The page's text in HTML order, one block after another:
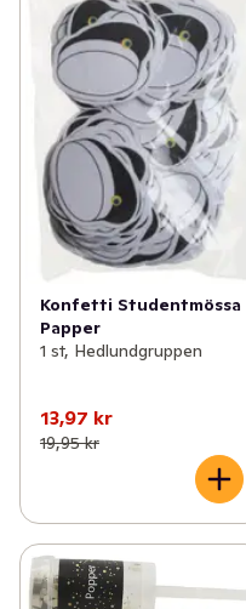
Konfetti Studentmössa
Papper
1 st, Hedlundgruppen
13,97 kr
19,95 kr